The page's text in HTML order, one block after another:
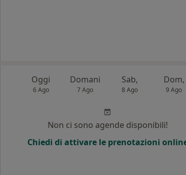
Oggi
6 Ago
Domani
7 Ago
Sab,
8 Ago
Dom,
9 Ago
Non ci sono agende disponibili!
Chiedi di attivare le prenotazioni